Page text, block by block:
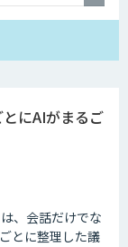
にAIがまるご
、会話だけでな
とに整理した議